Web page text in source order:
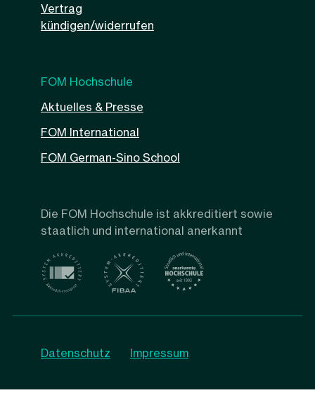
Vertrag
kündigen/widerrufen
FOM Hochschule
Aktuelles & Presse
FOM International
FOM German-Sino School
Die FOM Hochschule ist akkreditiert sowie
staatlich und international anerkannt
Datenschutz Impressum